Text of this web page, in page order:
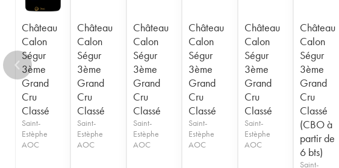
Château
Calon
Ségur
3ème
Grand
Cru
Classé
Saint-
Estèphe
AOC
Château
Calon
Ségur
3ème
Grand
Cru
Classé
Saint-
Estèphe
AOC
Château
Calon
Ségur
3ème
Grand
Cru
Classé
Saint-
Estèphe
AOC
Château
Calon
Ségur
3ème
Grand
Cru
Classé
Saint-
Estèphe
AOC
Château
Calon
Ségur
3ème
Grand
Cru
Classé
Saint-
Estèphe
AOC
Château
Calon
Ségur
3ème
Grand
Cru
Classé
(CBO à
partir de
6 bts)
Saint-